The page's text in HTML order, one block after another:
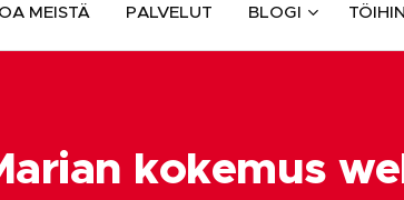
MEISTÄ PALVELUT BLOGI
kokemus